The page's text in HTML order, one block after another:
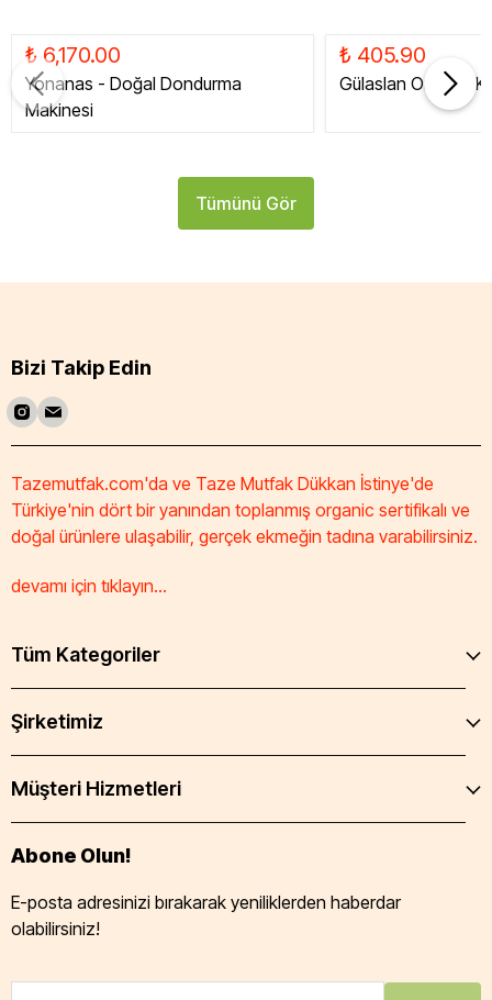
₺ 6,170.00
Yonanas - Doğal Dondurma
Makinesi
₺ 405.90
Gülaslan Organik
Tümünü Gör
Bizi Takip Edin
Tazemutfak.com'da ve Taze Mutfak Dükkan İstinye'de
Türkiye'nin dört bir yanından toplanmış organic sertifikalı ve
doğal ürünlere ulaşabilir, gerçek ekmeğin tadına varabilirsiniz.
devamı için tıklayın...
Tüm Kategoriler
Şirketimiz
Müşteri Hizmetleri
Abone Olun!
E-posta adresinizi bırakarak yeniliklerden haberdar
olabilirsiniz!